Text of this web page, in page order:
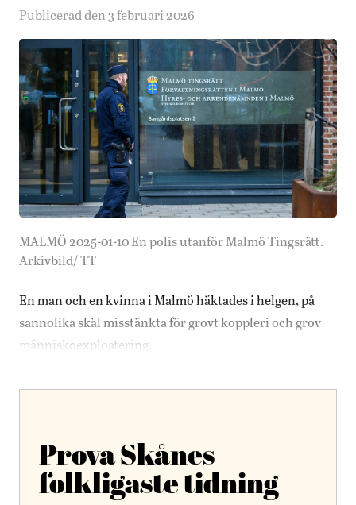
Publicerad den 3 februari 2026
MALMÖ 2025-01-10 En polis utanför Malmö Tingsrätt.
Arkivbild/ TT
En man och en kvinna i Malmö häktades i helgen, på
sannolika skäl misstänkta för grovt koppleri och grov
människoexploatering.
Prova Skånes
folkligaste tidning